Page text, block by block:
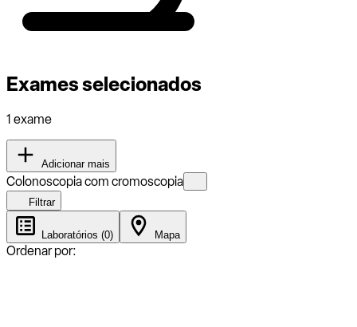
Exames selecionados
1 exame
Adicionar mais
Colonoscopia com cromoscopia
Filtrar
Laboratórios (0) Mapa
Ordenar por: